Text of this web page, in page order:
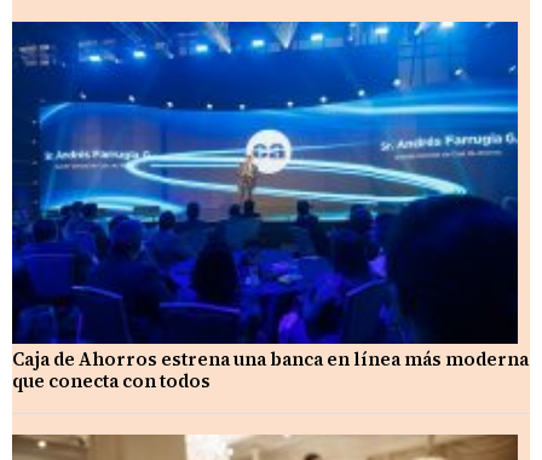
Caja de Ahorros estrena una banca en línea más moderna
que conecta con todos